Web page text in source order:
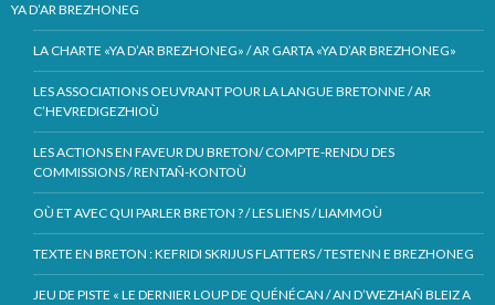
YA D’AR BREZHONEG
LA CHARTE «YA D’AR BREZHONEG» / AR GARTA «YA D’AR BREZHONEG»
LES ASSOCIATIONS OEUVRANT POUR LA LANGUE BRETONNE / AR
C’HEVREDIGEZHIOÙ
LES ACTIONS EN FAVEUR DU BRETON/ COMPTE-RENDU DES
COMMISSIONS / RENTAÑ-KONTOÙ
OÙ ET AVEC QUI PARLER BRETON ? / LES LIENS / LIAMMOÙ
TEXTE EN BRETON : KEFRIDI SKRIJUS FLATTERS / TESTENN E BREZHONEG
JEU DE PISTE « LE DERNIER LOUP DE QUÉNÉCAN / AN D’WEZHAÑ BLEIZ A